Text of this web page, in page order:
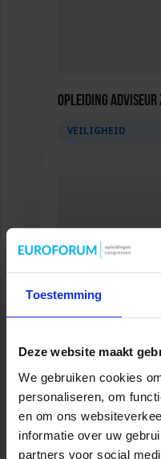
Toestemming
Deze website maakt
We gebruiken cookies
personaliseren, om
en om ons
informatie over uw
partners voor social
Opleiding
VEILIGHEID
VEILIGHEID